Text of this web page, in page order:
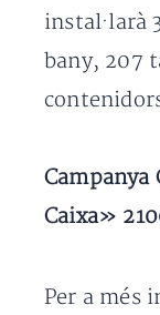
instal·larà
bany, 207
Caixa»
Per a més